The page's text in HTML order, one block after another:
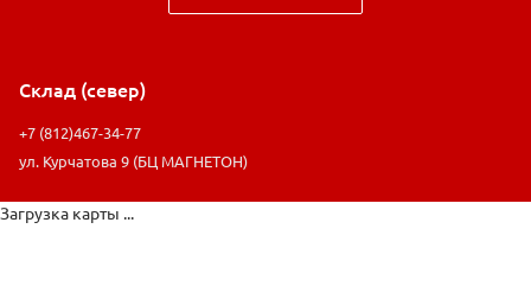
Склад (север)
+7 (812)467-34-77
ул. Курчатова 9 (БЦ МАГНЕТОН)
Загрузка карты ...